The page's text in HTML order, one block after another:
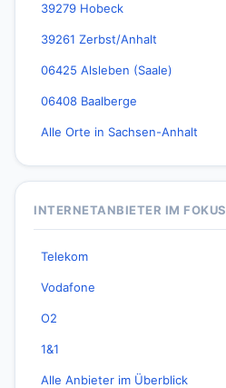
39279 Hobeck
39261 Zerbst/Anhalt
06425 Alsleben (Saale)
06408 Baalberge
Alle Orte in Sachsen-Anhalt
INTERNETANBIETER IM FOKUS
Telekom
Vodafone
O2
1&1
Alle Anbieter im Überblick